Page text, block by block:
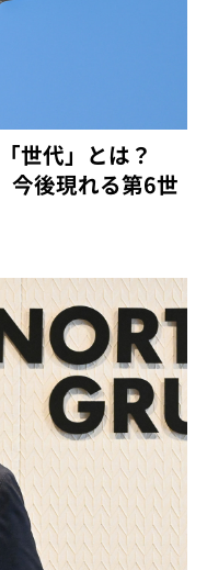
世代」とは？
後現れる第6世